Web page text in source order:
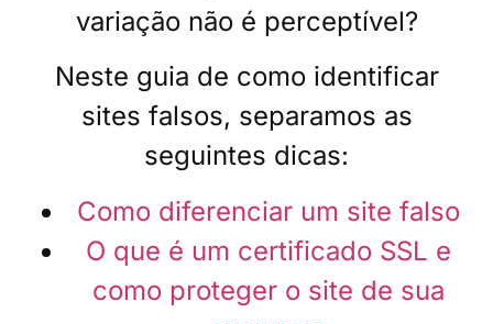
variação não é perceptível?
Neste guia de como identificar
sites falsos, separamos as
seguintes dicas:
Como diferenciar um site falso
O que é um certificado SSL e
como proteger o site de sua